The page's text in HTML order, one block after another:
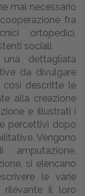
mai necessario
fra
ortopedici,
sociali.
dettagliata
da divulgare
così descritte le
alla creazione
e illustrati i
percettivi dopo
Vengono
si elencano
le varie
rilevante il loro